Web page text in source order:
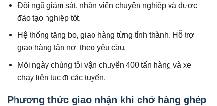
Đội ngũ giám sát, nhân viên chuyên nghiệp và được
đào tạo nghiệp tốt.
Hệ thống tăng bo, giao hàng từng tỉnh thành. Hỗ trợ
giao hàng tận nơi theo yêu cầu.
Mỗi ngày chúng tôi vận chuyển 400 tấn hàng và xe
chạy liên tục đi các tuyến.
Phương thức giao nhận khi chở hàng ghép